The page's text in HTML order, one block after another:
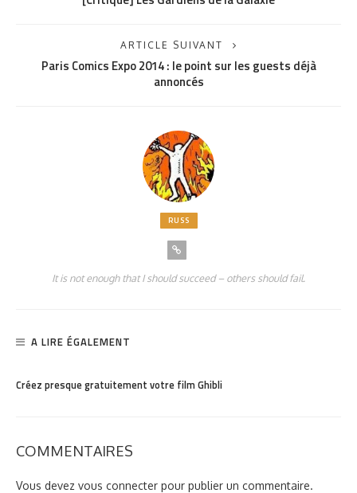
ARTICLE SUIVANT
Paris Comics Expo 2014 : le point sur les guests déjà
annoncés
RUSS
It is not enough that I should succeed – others should fail.
A LIRE ÉGALEMENT
Créez presque gratuitement votre film Ghibli
COMMENTAIRES
Vous devez vous connecter pour publier un commentaire.